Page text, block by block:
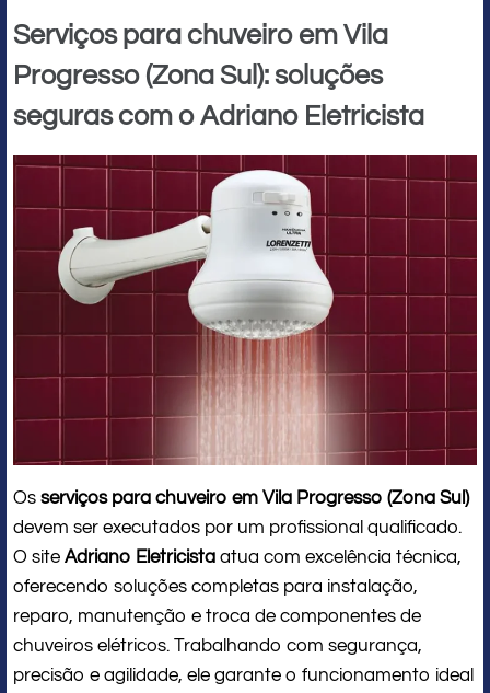
Serviços para chuveiro em Vila
Progresso (Zona Sul): soluções
seguras com o Adriano Eletricista
Os serviços para chuveiro em Vila Progresso (Zona Sul)
devem ser executados por um profissional qualificado.
O site Adriano Eletricista atua com excelência técnica,
oferecendo soluções completas para instalação,
reparo, manutenção e troca de componentes de
chuveiros elétricos. Trabalhando com segurança,
precisão e agilidade, ele garante o funcionamento ideal